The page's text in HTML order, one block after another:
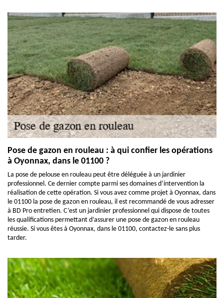
Pose de gazon en rouleau : à qui confier les opérations
à Oyonnax, dans le 01100 ?
La pose de pelouse en rouleau peut être déléguée à un jardinier
professionnel. Ce dernier compte parmi ses domaines d’intervention la
réalisation de cette opération. Si vous avez comme projet à Oyonnax, dans
le 01100 la pose de gazon en rouleau, il est recommandé de vous adresser
à BD Pro entretien. C’est un jardinier professionnel qui dispose de toutes
les qualifications permettant d’assurer une pose de gazon en rouleau
réussie. Si vous êtes à Oyonnax, dans le 01100, contactez-le sans plus
tarder.